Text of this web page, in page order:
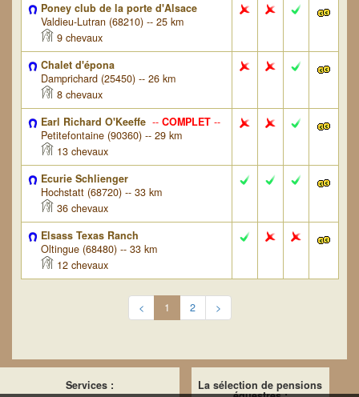
Poney club de la porte d'Alsace
Valdieu-Lutran (68210) -- 25 km
9 chevaux
Chalet d'épona
Damprichard (25450) -- 26 km
8 chevaux
Earl Richard O'Keeffe -- COMPLET--
Petitefontaine (90360) -- 29 km
13 chevaux
Ecurie Schlienger
Hochstatt (68720) -- 33 km
36 chevaux
Elsass Texas Ranch
Oltingue (68480) -- 33 km
12 chevaux
< 1 2 >
Services : La sélection de pensions